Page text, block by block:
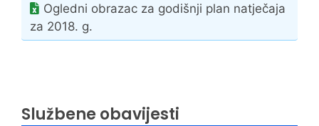
Ogledni obrazac za godišnji plan natječaja
za 2018. g.
Službene obavijesti